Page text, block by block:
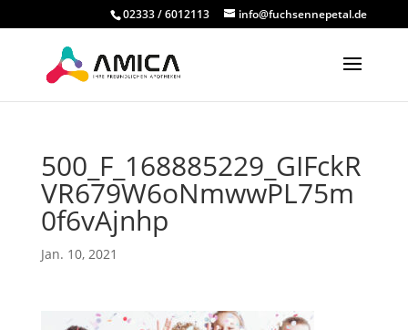
02333 / 6012113 info@fuchsennepetal.de
500_F_168885229_GIFckR
VR679W6oNmwwPL75m
0f6vAjnhp
Jan. 10, 2021